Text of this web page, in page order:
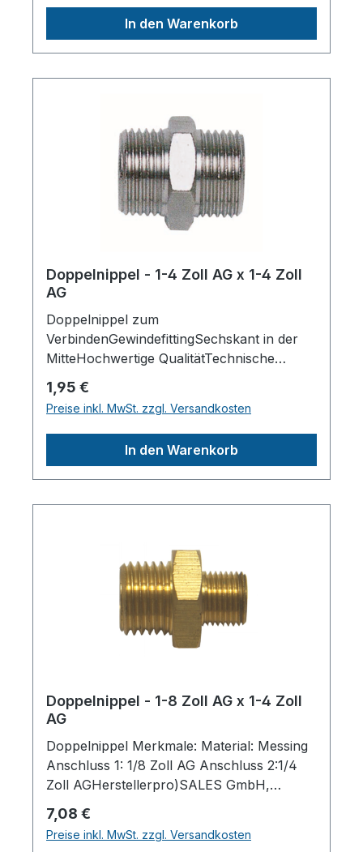
Porsche-Str. 16, 63500 Seligenstadt,
Deutschlandinfo@aerotec.info
In den Warenkorb
Doppelnippel - 1-4 Zoll AG x 1-4 Zoll
AG
Doppelnippel zum
VerbindenGewindefittingSechskant in der
MitteHochwertige QualitätTechnische
(Produkt) ca.30mmBreite/Tiefe (Produkt)
ca.20mmHöhe (Produkt) ca.30mmGewicht
(Netto) ca.0.1kgHerstellerpro)SALES
GmbH, AEROTEC
Regulärer Preis:
1,95 €
Preise inkl. MwSt. zzgl. Versandkosten
In den Warenkorb
Doppelnippel - 1-8 Zoll AG x 1-4 Zoll
AG
Doppelnippel Merkmale: Material: Messing
Anschluss 1: 1/8 Zoll AG Anschluss 2:1/4
Zoll AGHerstellerpro)SALES GmbH,
Porsche-Str. 16, 63500 Seligenstadt,
Deutschlandinfo@aerotec.info
Regulärer Preis:
7,08 €
Preise inkl. MwSt. zzgl. Versandkosten